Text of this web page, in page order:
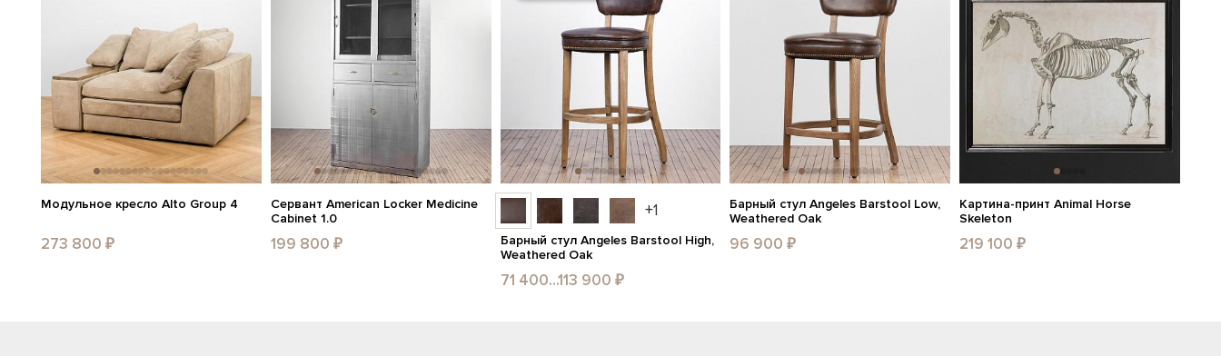
Модульное кресло Alto Group 4
273 800 ₽
Сервант American Locker Medicine
Cabinet 1.0
199 800 ₽
+1
Барный стул Angeles Barstool High,
Weathered Oak
71 400...113 900 ₽
Барный стул Angeles Barstool Low,
Weathered Oak
96 900 ₽
Картина-принт Animal Horse
Skeleton
219 100 ₽